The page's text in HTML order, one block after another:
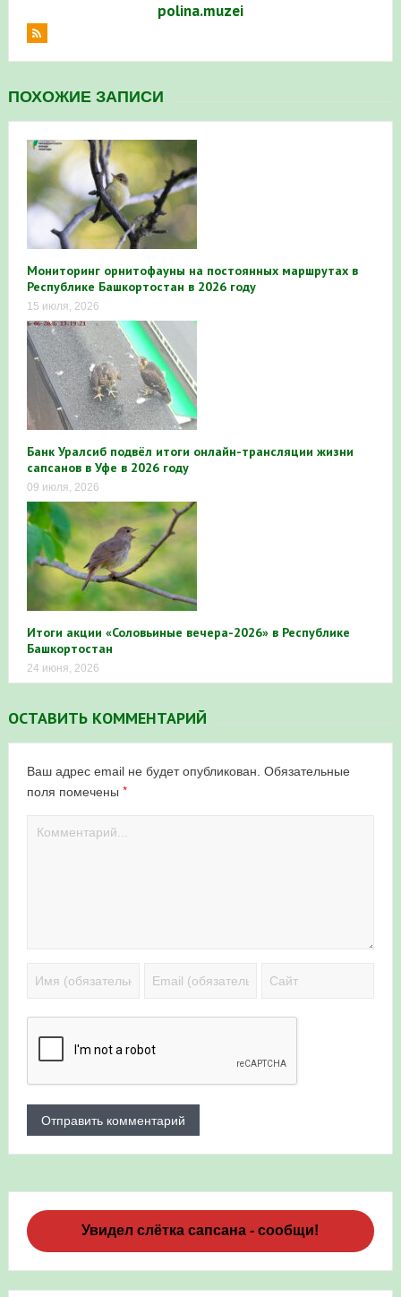
polina.muzei
ПОХОЖИЕ ЗАПИСИ
Мониторинг орнитофауны на постоянных маршрутах в
Республике Башкортостан в 2026 году
15 июля, 2026
Банк Уралсиб подвёл итоги онлайн-трансляции жизни
сапсанов в Уфе в 2026 году
09 июля, 2026
Итоги акции «Соловьиные вечера-2026» в Республике
Башкортостан
24 июня, 2026
ОСТАВИТЬ КОММЕНТАРИЙ
Ваш адрес email не будет опубликован. Обязательные
поля помечены *
Увидел слётка сапсана - сообщи!